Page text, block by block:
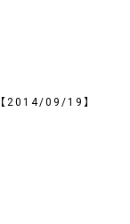
【2014/09/19】